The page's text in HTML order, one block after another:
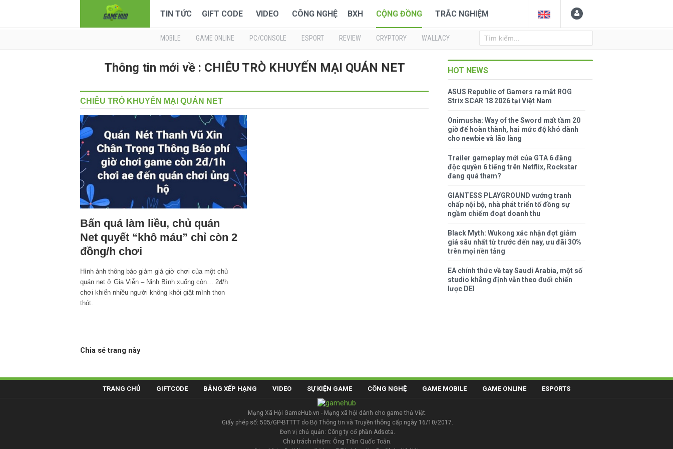
TIN TỨC GIFT CODE VIDEO CÔNG NGHỆ BXH CỘNG ĐỒNG TRẮC NGHIỆM
MOBILE GAME ONLINE PC/CONSOLE ESPORT REVIEW CRYPTORY WALLACY
Thông tin mới về : CHIÊU TRÒ KHUYẾN MẠI QUÁN NET
CHIÊU TRÒ KHUYẾN MẠI QUÁN NET
Bấn quá làm liều, chủ quán
Net quyết “khô máu” chỉ còn 2
đồng/h chơi
Hình ảnh thông báo giảm giá giờ chơi của một chủ
quán net ở Gia Viễn – Ninh Bình xuống còn… 2đ/h
chơi khiến nhiều người không khỏi giật mình thon
thót.
Chia sẻ trang này
HOT NEWS
ASUS Republic of Gamers ra mắt ROG
Strix SCAR 18 2026 tại Việt Nam
Onimusha: Way of the Sword mất tầm 20
giờ để hoàn thành, hai mức độ khó dành
cho newbie và lão làng
Trailer gameplay mới của GTA 6 đăng
độc quyền 6 tiếng trên Netflix, Rockstar
đang quá tham?
GIANTESS PLAYGROUND vướng tranh
chấp nội bộ, nhà phát triển tố đồng sự
ngầm chiếm đoạt doanh thu
Black Myth: Wukong xác nhận đợt giảm
giá sâu nhất từ trước đến nay, ưu đãi 30%
trên mọi nền tảng
EA chính thức về tay Saudi Arabia, một số
studio khẳng định vẫn theo đuổi chiến
lược DEI
TRANG CHỦ GIFTCODE BẢNG XẾP HẠNG VIDEO SỰ KIỆN GAME CÔNG NGHỆ GAME MOBILE GAME ONLINE ESPORTS
Mạng Xã Hội GameHub.vn - Mạng xã hội dành cho game thủ Việt.
Giấy phép số: 505/GP-BTTTT do Bộ Thông tin và Truyền thông cấp ngày 16/10/2017.
Đơn vị chủ quản: Công ty cổ phần Adsota.
Chịu trách nhiệm: Ông Trần Quốc Toản.